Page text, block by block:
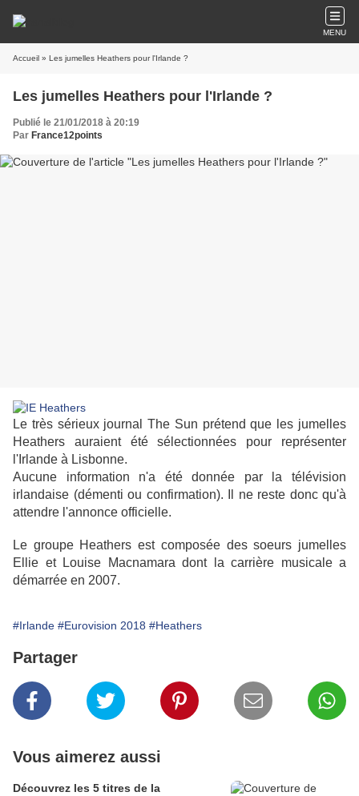
MENU
Accueil » Les jumelles Heathers pour l'Irlande ?
Les jumelles Heathers pour l'Irlande ?
Publié le 21/01/2018 à 20:19
Par France12points
Le très sérieux journal The Sun prétend que les jumelles
Heathers auraient été sélectionnées pour représenter
l'Irlande à Lisbonne.
Aucune information n'a été donnée par la télévision
irlandaise (démenti ou confirmation). Il ne reste donc qu'à
attendre l'annonce officielle.
Le groupe Heathers est composée des soeurs jumelles
Ellie et Louise Macnamara dont la carrière musicale a
démarrée en 2007.
#Irlande #Eurovision 2018 #Heathers
Partager
Vous aimerez aussi
Découvrez les 5 titres de la